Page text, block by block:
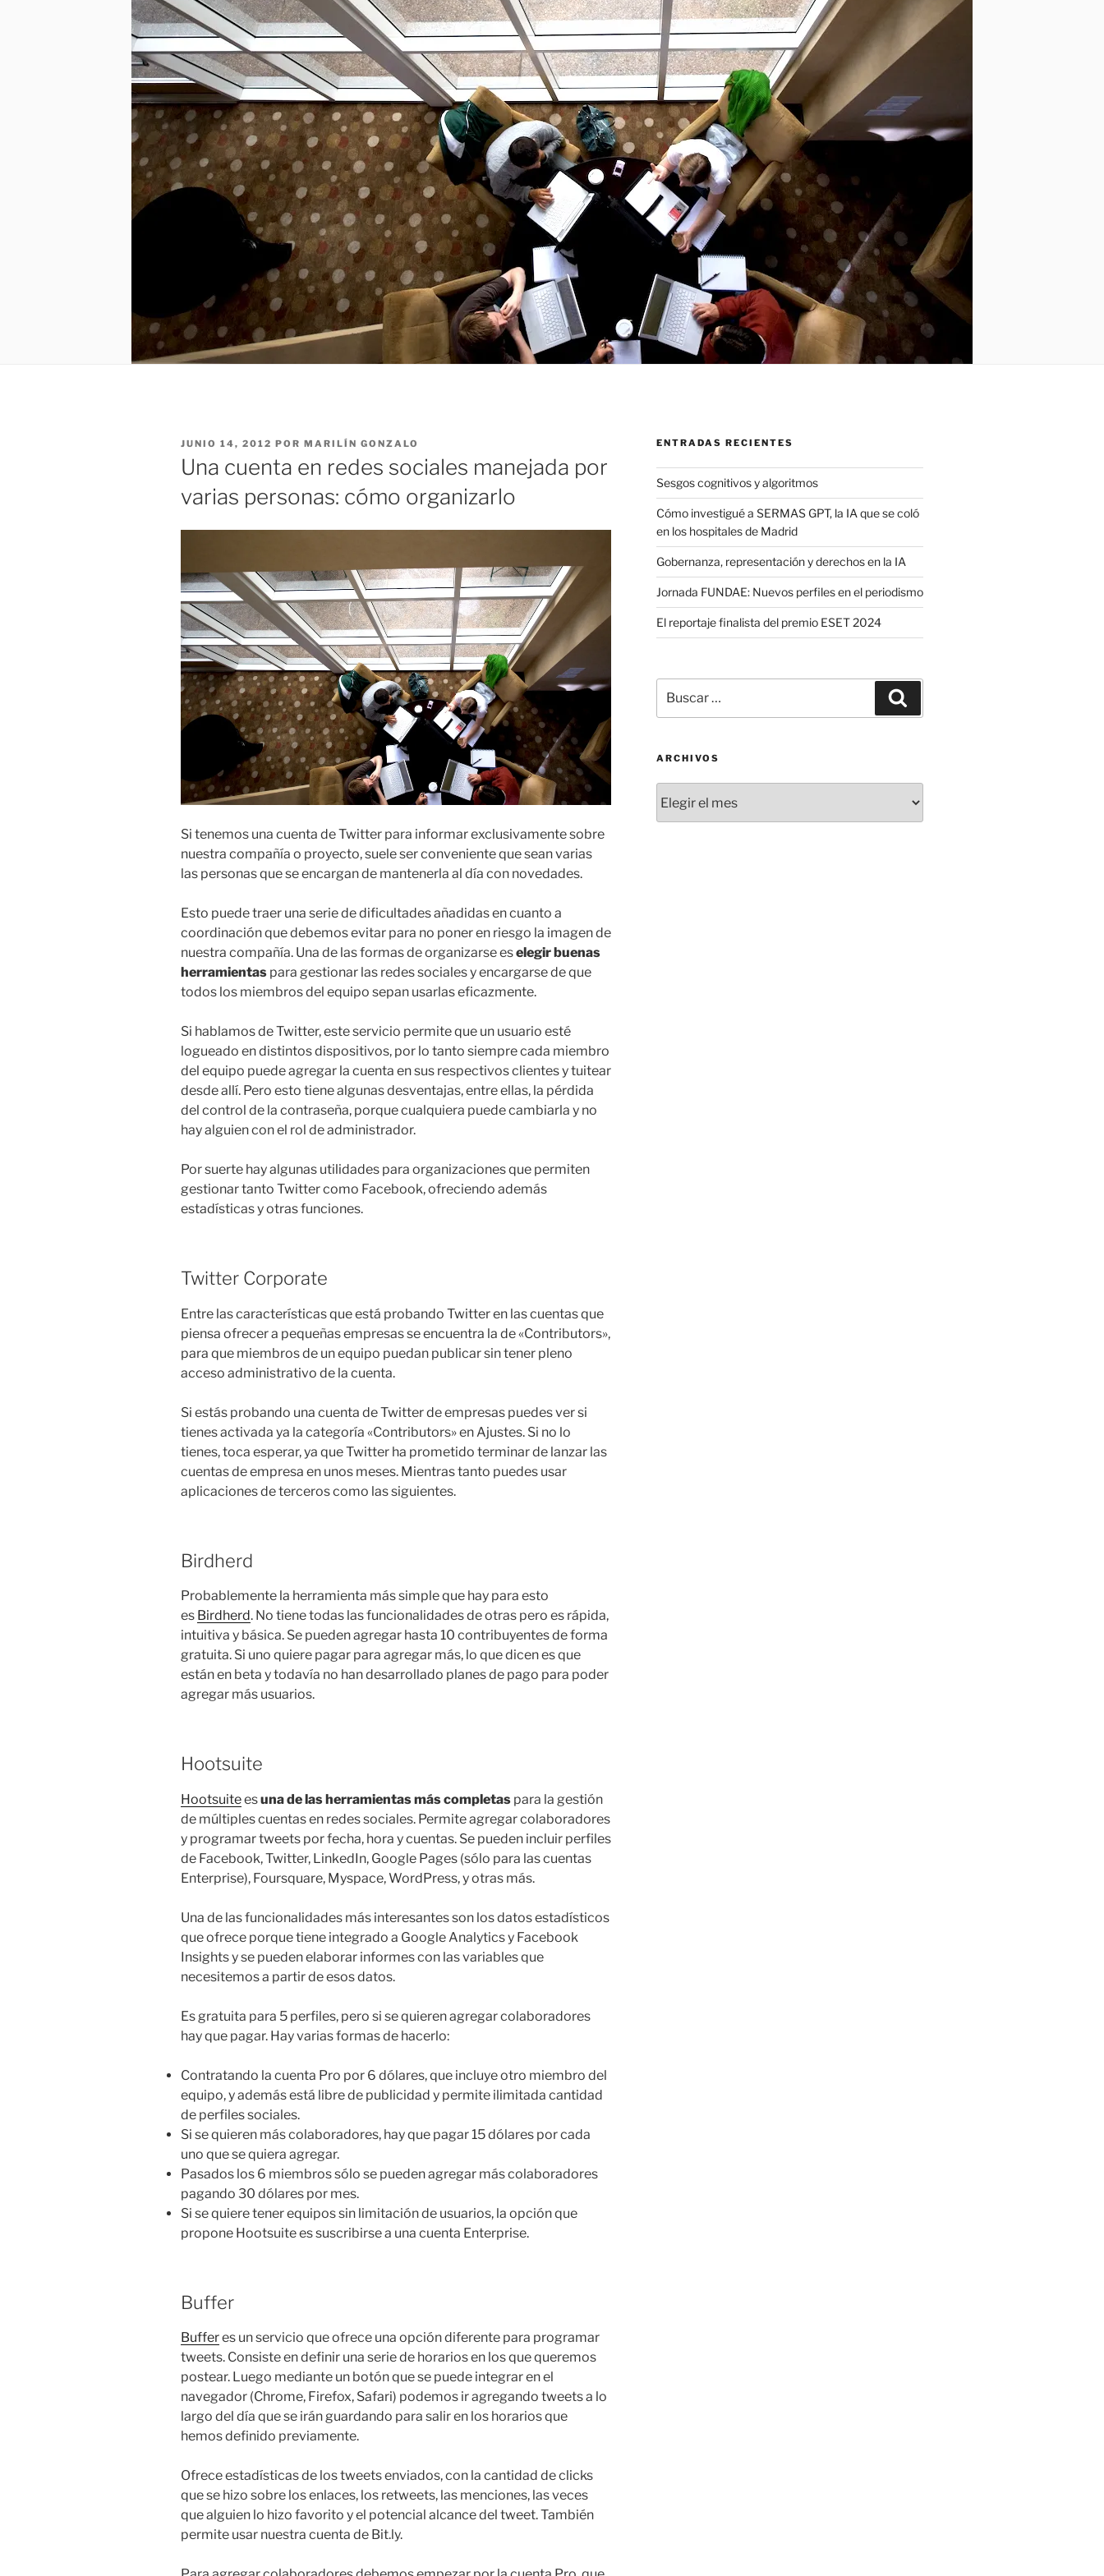
PUBLICADO
EL
JUNIO 14, 2012 POR MARILÍN GONZALO
Una cuenta en redes sociales manejada por
varias personas: cómo organizarlo
Si tenemos una cuenta de Twitter para informar exclusivamente sobre
nuestra compañía o proyecto, suele ser conveniente que sean varias
las personas que se encargan de mantenerla al día con novedades.
Esto puede traer una serie de dificultades añadidas en cuanto a
coordinación que debemos evitar para no poner en riesgo la imagen de
nuestra compañía. Una de las formas de organizarse eselegir buenas
herramientas para gestionar las redes sociales y encargarse de que
todos los miembros del equipo sepan usarlas eficazmente.
Si hablamos de Twitter, este servicio permite que un usuario esté
logueado en distintos dispositivos, por lo tanto siempre cada miembro
del equipo puede agregar la cuenta en sus respectivos clientes y tuitear
desde allí. Pero esto tiene algunas desventajas, entre ellas, la pérdida
del control de la contraseña, porque cualquiera puede cambiarla y no
hay alguien con el rol de administrador.
Por suerte hay algunas utilidades para organizaciones que permiten
gestionar tanto Twitter como Facebook, ofreciendo además
estadísticas y otras funciones.
Twitter Corporate
Entre las características que está probando Twitter en las cuentas que
piensa ofrecer a pequeñas empresas se encuentra la de «Contributors»,
para que miembros de un equipo puedan publicar sin tener pleno
acceso administrativo de la cuenta.
Si estás probando una cuenta de Twitter de empresas puedes ver si
tienes activada ya la categoría «Contributors» en Ajustes. Si no lo
tienes, toca esperar, ya que Twitter ha prometido terminar de lanzar las
cuentas de empresa en unos meses. Mientras tanto puedes usar
aplicaciones de terceros como las siguientes.
Birdherd
Probablemente la herramienta más simple que hay para esto
es Birdherd. No tiene todas las funcionalidades de otras pero es rápida,
intuitiva y básica. Se pueden agregar hasta 10 contribuyentes de forma
gratuita. Si uno quiere pagar para agregar más, lo que dicen es que
están en beta y todavía no han desarrollado planes de pago para poder
agregar más usuarios.
Hootsuite
Hootsuiteesuna de las herramientas más completas para la gestión
de múltiples cuentas en redes sociales. Permite agregar colaboradores
y programar tweets por fecha, hora y cuentas. Se pueden incluir perfiles
de Facebook, Twitter, LinkedIn, Google Pages (sólo para las cuentas
Enterprise), Foursquare, Myspace, WordPress, y otras más.
Una de las funcionalidades más interesantes son los datos estadísticos
que ofrece porque tiene integrado a Google Analytics y Facebook
Insights y se pueden elaborar informes con las variables que
necesitemos a partir de esos datos.
Es gratuita para 5 perfiles, pero si se quieren agregar colaboradores
hay que pagar. Hay varias formas de hacerlo:
Contratando la cuenta Pro por 6 dólares, que incluye otro miembro del
equipo, y además está libre de publicidad y permite ilimitada cantidad
de perfiles sociales.
Si se quieren más colaboradores, hay que pagar 15 dólares por cada
uno que se quiera agregar.
Pasados los 6 miembros sólo se pueden agregar más colaboradores
pagando 30 dólares por mes.
Si se quiere tener equipos sin limitación de usuarios, la opción que
propone Hootsuite es suscribirse a una cuenta Enterprise.
Buffer
Bufferes un servicio que ofrece una opción diferente para programar
tweets. Consiste en definir una serie de horarios en los que queremos
postear. Luego mediante un botón que se puede integrar en el
navegador (Chrome, Firefox, Safari) podemos ir agregando tweets a lo
largo del día que se irán guardando para salir en los horarios que
hemos definido previamente.
Ofrece estadísticas de los tweets enviados, con la cantidad de clicks
que se hizo sobre los enlaces, los retweets, las menciones, las veces
que alguien lo hizo favorito y el potencial alcance del tweet. También
permite usar nuestra cuenta de Bit.ly.
ENTRADAS RECIENTES
Sesgos cognitivos y algoritmos
Cómo investigué a SERMAS GPT, la IA que se coló
en los hospitales de Madrid
Gobernanza, representación y derechos en la IA
Jornada FUNDAE: Nuevos perfiles en el periodismo
El reportaje finalista del premio ESET 2024
por:
ARCHIVOS